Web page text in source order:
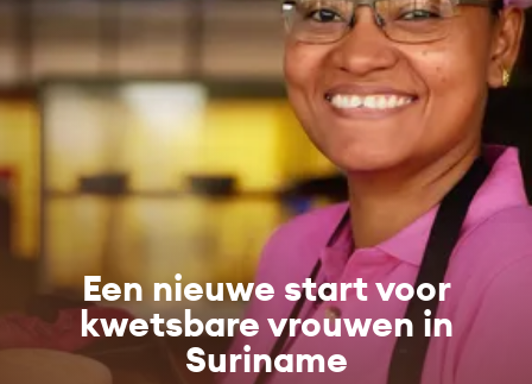
Een nieuwe start voor
kwetsbare vrouwen in
Suriname